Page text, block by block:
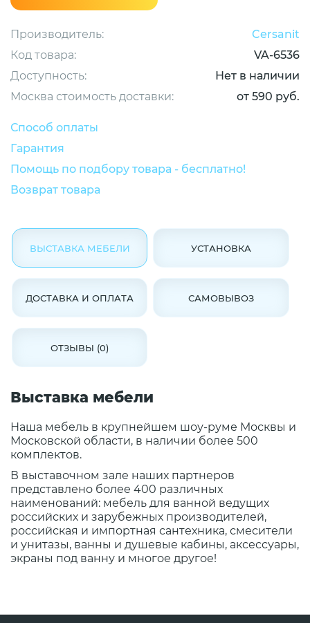
Производитель:
Cersanit
Код товара:
VA-6536
Доступность:
Нет в наличии
Москва стоимость доставки:
от 590 руб.
Способ оплаты
Гарантия
Помощь по подбору товара - бесплатно!
Возврат товара
ВЫСТАВКА МЕБЕЛИ УСТАНОВКА
ДОСТАВКА И ОПЛАТА САМОВЫВОЗ
ОТЗЫВЫ (0)
Выставка мебели
Наша мебель в крупнейшем шоу-руме Москвы и
Московской области, в наличии более 500
комплектов.
В выставочном зале наших партнеров
представлено более 400 различных
наименований: мебель для ванной ведущих
российских и зарубежных производителей,
российская и импортная сантехника, смесители
и унитазы, ванны и душевые кабины, аксессуары,
экраны под ванну и многое другое!